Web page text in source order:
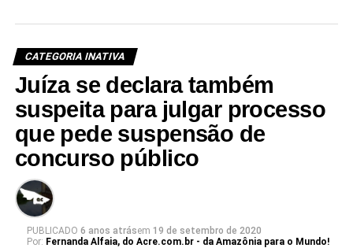
CATEGORIA INATIVA
Juíza se declara também
suspeita para julgar processo
que pede suspensão de
concurso público
PUBLICADO 6 anos atrásem 19 de setembro de 2020
Por: Fernanda Alfaia, do Acre.com.br - da Amazônia para o Mundo!